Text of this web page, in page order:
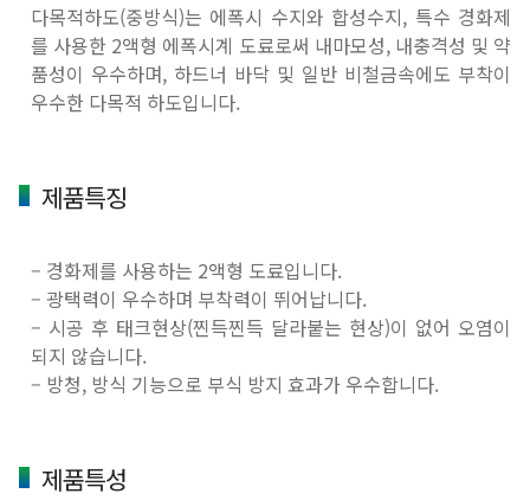
다목적하도(중방식)는 에폭시 수지와 합성수지, 특수 경화제
를 사용한 2액형 에폭시계 도료로써 내마모성, 내충격성 및 약
품성이 우수하며, 하드너 바닥 및 일반 비철금속에도 부착이
우수한 다목적 하도입니다.
제품특징
– 경화제를 사용하는 2액형 도료입니다.
– 광택력이 우수하며 부착력이 뛰어납니다.
– 시공 후 태크현상(찐득찐득 달라붙는 현상)이 없어 오염이
되지 않습니다.
– 방청, 방식 기능으로 부식 방지 효과가 우수합니다.
제품특성